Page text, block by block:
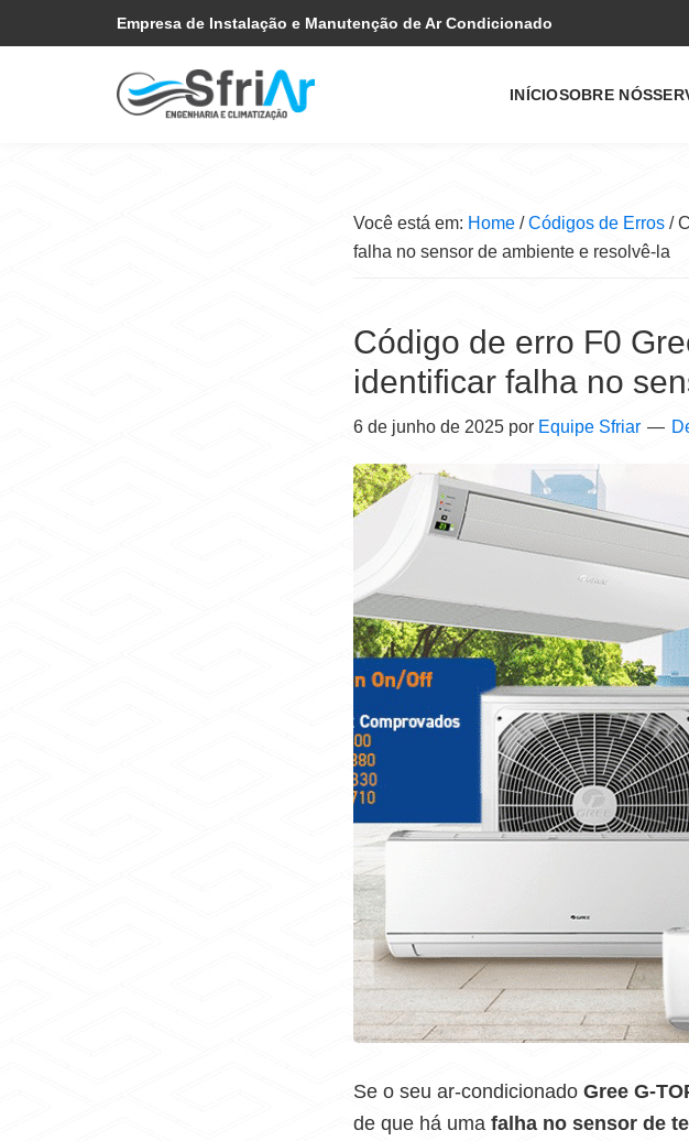
para
to
Empresa de Instalação e Manutenção de Ar Condicionado
INÍCIOSOBRE NÓS
Você está em: Home / Códigos de Erros /
falha no sensor de ambiente e resolvê-la
Código de erro F0
identificar falha no
6 de junho de 2025 por Equipe Sfriar
Se o seu ar-condicionado Gree G-
de que há uma falha no sensor de